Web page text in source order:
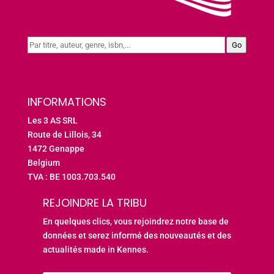
Go
INFORMATIONS
Les 3 AS SRL
Route de Lillois, 34
1472 Genappe
Belgium
TVA : BE 1003.703.540
REJOINDRE LA TRIBU
En quelques clics, vous rejoindrez notre base de
données et serez informé des nouveautés et des
actualités made in Kennes.